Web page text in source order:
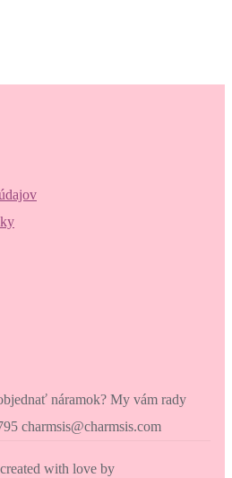
náramok? My vám rady
charmsis@charmsis.com
with love by